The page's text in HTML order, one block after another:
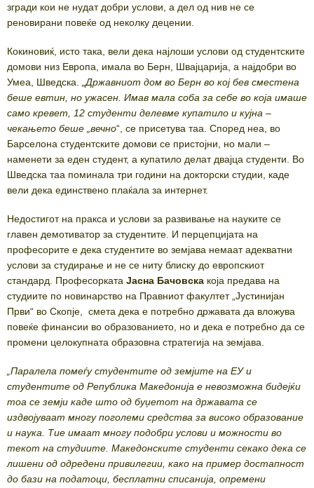
згради кои не нудат добри услови, а дел од нив не се
реновирани повеќе од неколку децении.
Кокиновиќ, исто така, вели дека најлоши услови од студентските
домови низ Европа, имала во Берн, Швајцарија, а најдобри во
Умеа, Шведска.
„Државниот дом во Берн во кој бев сместена
беше евтин, но ужасен. Имав мала соба за себе во која имаше
само кревет, 12 студенти делевме купатило и кујна –
чекањето беше „вечно“, се присетува таа. Според неа, во
Барселона студентските домови се пристојни, но мали –
наменети за еден студент, а купатило делат двајца студенти. Во
Шведска таа поминала три години на докторски студии, каде
вели дека единствено плаќала за интернет.
Недостигот на пракса и услови за развивање на науките се
главен демотиватор за студентите. И перцепцијата на
професорите е дека студентите во земјава немаат адекватни
услови за студирање и не се ниту блиску до европскиот
стандард. Професорката Јасна Бачовска која предава на
студиите по новинарство на Правниот факултет „Јустинијан
Први“ во Скопје, смета дека е потребно државата да вложува
повеќе финансии во образованието, но и дека е потребно да се
промени целокупната образовна стратегија на земјава.
„Паралела помеѓу студентите од земјите на ЕУ и
студентите од Република Македонија е невозможна бидејќи
тоа се земји каде што од буџетот на државата се
издвојуваат многу поголеми средства за високо образование
и наука. Тие имаат многу подобри услови и можности во
текот на студиите. Македонските студенти секако дека се
лишени од одредени привилегии, како на пример достапност
до бази на податоци, бесплатни списанија, опремени